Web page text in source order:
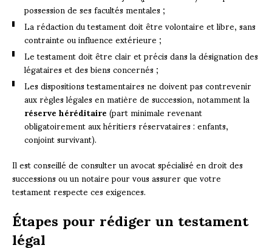
possession de ses facultés mentales ;
La rédaction du testament doit être volontaire et libre, sans
contrainte ou influence extérieure ;
Le testament doit être clair et précis dans la désignation des
légataires et des biens concernés ;
Les dispositions testamentaires ne doivent pas contrevenir
aux règles légales en matière de succession, notamment la
réserve héréditaire(part minimale revenant
obligatoirement aux héritiers réservataires : enfants,
conjoint survivant).
Il est conseillé de consulter un avocat spécialisé en droit des
successions ou un notaire pour vous assurer que votre
testament respecte ces exigences.
Étapes pour rédiger un testament
légal